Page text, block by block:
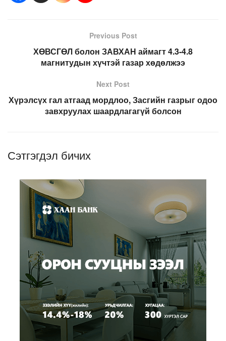
Previous Post
ХӨВСГӨЛ болон ЗАВХАН аймагт 4.3-4.8
магнитудын хүчтэй газар хөдөлжээ
Next Post
Хүрэлсүх гал атгаад мордлоо, Засгийн газрыг одоо
завхруулах шаардлагагүй болсон
Сэтгэгдэл бичих